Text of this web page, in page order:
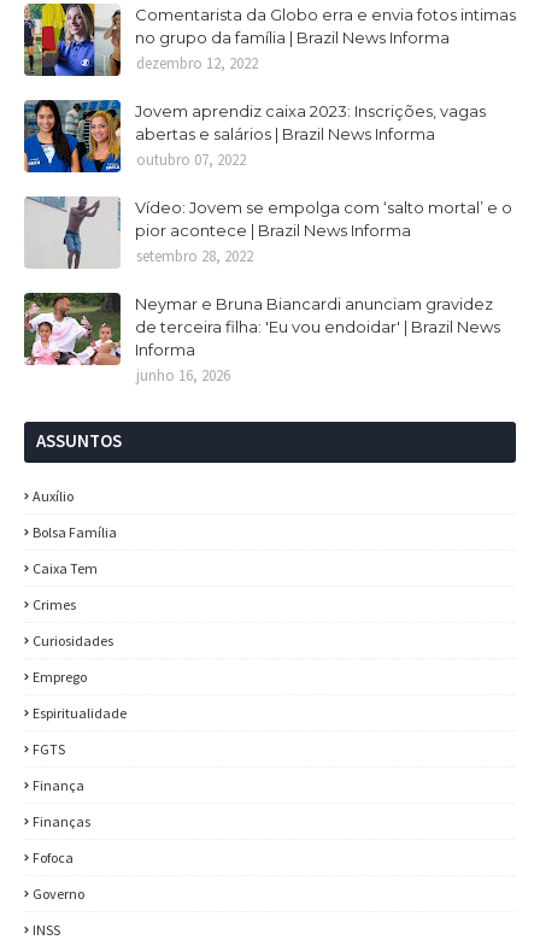
Comentarista da Globo erra e envia fotos intimas
no grupo da família | Brazil News Informa
dezembro 12, 2022
Jovem aprendiz caixa 2023: Inscrições, vagas
abertas e salários | Brazil News Informa
outubro 07, 2022
Vídeo: Jovem se empolga com ‘salto mortal’ e o
pior acontece | Brazil News Informa
setembro 28, 2022
Neymar e Bruna Biancardi anunciam gravidez
de terceira filha: 'Eu vou endoidar' | Brazil News
Informa
junho 16, 2026
ASSUNTOS
Auxílio
Bolsa Família
Caixa Tem
Crimes
Curiosidades
Emprego
Espiritualidade
FGTS
Finança
Finanças
Fofoca
Governo
INSS